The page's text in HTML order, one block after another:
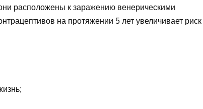
расположены к заражению венерическими
на протяжении 5 лет увеличивает риск